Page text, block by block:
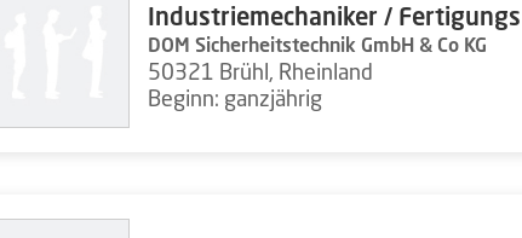
Industriemechaniker /
DOM Sicherheitstechnik GmbH & Co KG
50321 Brühl, Rheinland
Beginn: ganzjährig